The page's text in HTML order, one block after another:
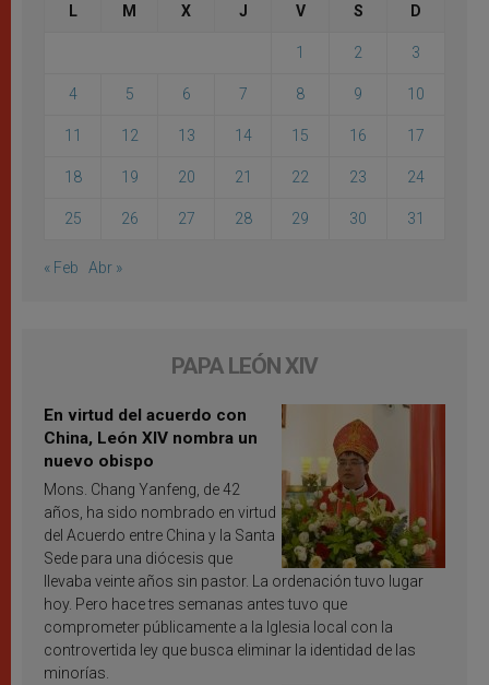
L M X J V S D
1 2 3
4 5 6 7 8 9 10
11 12 13 14 15 16 17
18 19 20 21 22 23 24
25 26 27 28 29 30 31
« Feb Abr »
PAPA LEÓN XIV
En virtud del acuerdo con
China, León XIV nombra un
nuevo obispo
Mons. Chang Yanfeng, de 42
años, ha sido nombrado en virtud
del Acuerdo entre China y la Santa
Sede para una diócesis que
llevaba veinte años sin pastor. La ordenación tuvo lugar
hoy. Pero hace tres semanas antes tuvo que
comprometer públicamente a la Iglesia local con la
controvertida ley que busca eliminar la identidad de las
minorías.